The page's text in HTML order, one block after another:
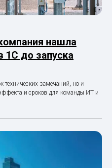
нашла
до запуска
технических замечаний, но и
и сроков для команды ИТ и